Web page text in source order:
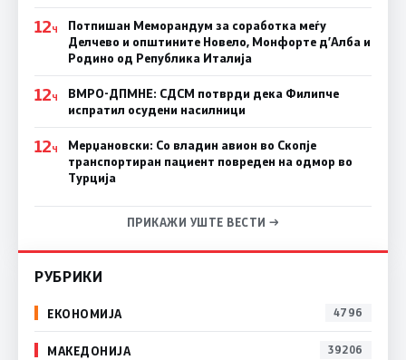
12Ч
Потпишан Меморандум за соработка меѓу
Делчево и општините Новело, Монфорте д’Алба и
Родино од Република Италија
12Ч
ВМРО-ДПМНЕ: СДСM потврди дека Филипче
испратил осудени насилници
12Ч
Мерџановски: Со владин авион во Скопје
транспортиран пациент повреден на одмор во
Турција
ПРИКАЖИ УШТЕ ВЕСТИ →
РУБРИКИ
ЕКОНОМИЈА 4796
МАКЕДОНИЈА 39206